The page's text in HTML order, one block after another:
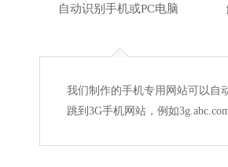
自动识别手机或PC电脑
我们制作的手机专用网站可以自
跳到3G手机网站，例如3g.abc.com